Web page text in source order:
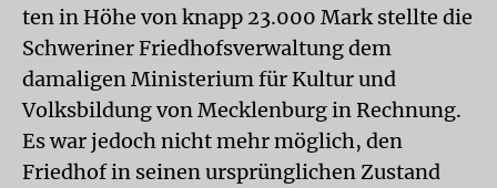
ten in Höhe von knapp 23.000 Mark stellte die
Schweriner Friedhofsverwaltung dem
damaligen Ministerium für Kultur und
Volksbildung von Mecklenburg in Rechnung.
Es war jedoch nicht mehr möglich, den
Friedhof in seinen ursprünglichen Zustand